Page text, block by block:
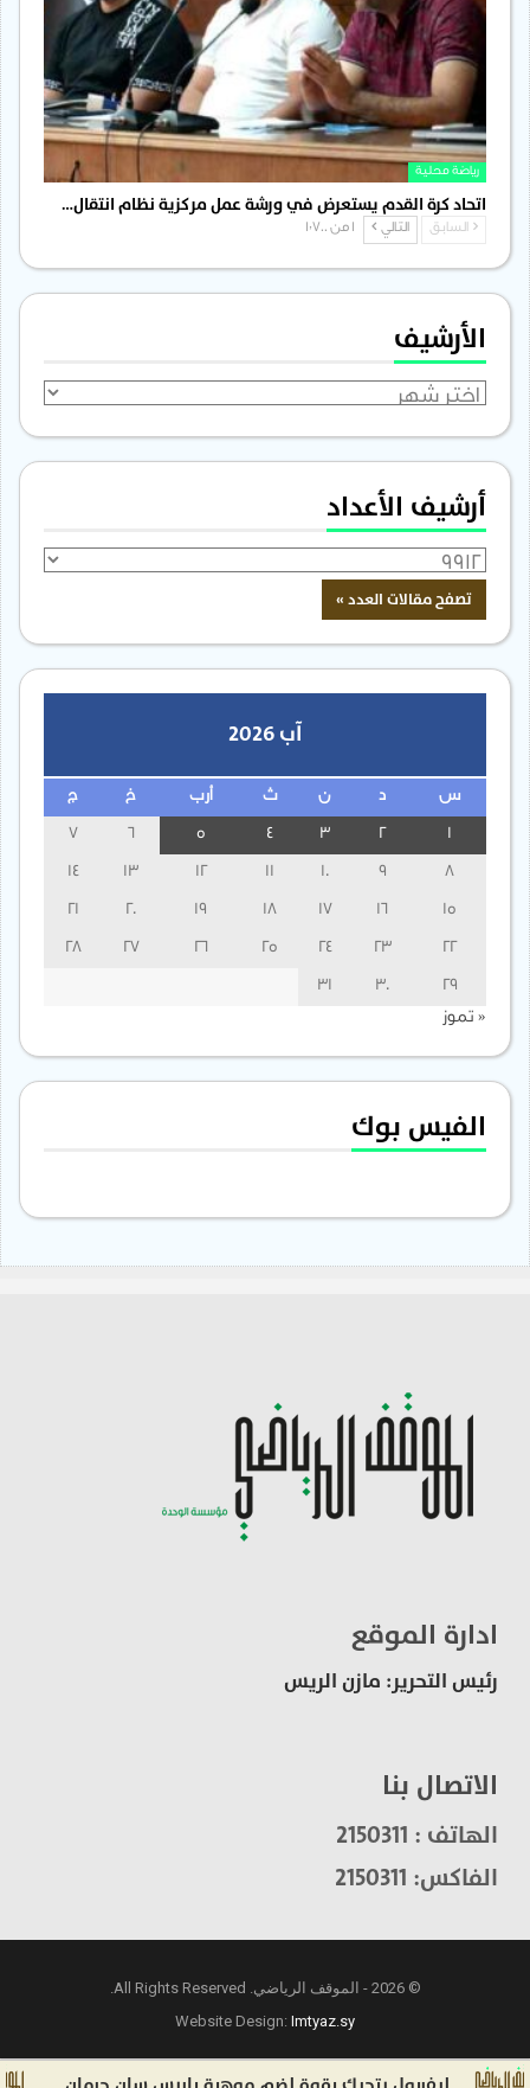
رياضة محلية
اتحاد كرة القدم يستعرض في ورشة عمل مركزية نظام انتقال…
السابق التالي
الأرشيف
الأرشيف
أرشيف الأعداد
آب 2026
س ن ث أرب خ ج
3
13
14
15
16
17
18
19
20
21
22
23
24
25
26
27
28
29
30
31
« تموز
الفيس بوك
ادارة الموقع
رئيس التحرير: مازن الريس
الاتصال بنا
الهاتف : 2150311
الفاكس: 2150311
© 2026 - الموقف الرياضي. All Rights Reserved.
Website Design:Imtyaz.sy